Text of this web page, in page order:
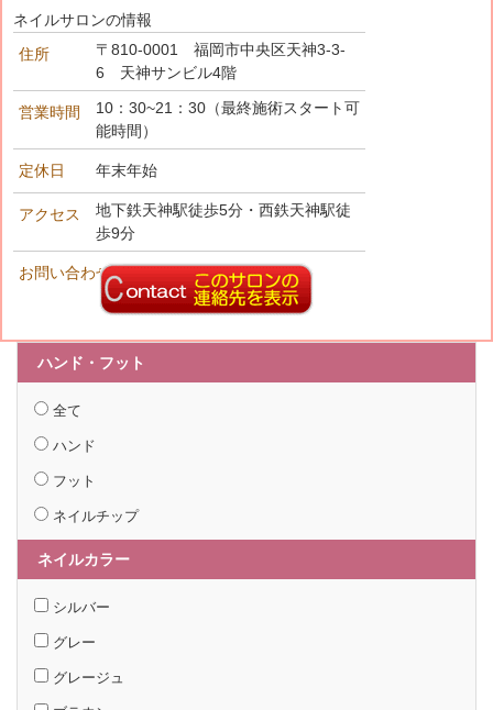
ネイルサロンの情報
住所
〒810-0001 福岡市中央区天神3-3-
6 天神サンビル4階
営業時間
10：30~21：30（最終施術スタート可
能時間）
定休日 年末年始
アクセス
地下鉄天神駅徒歩5分・西鉄天神駅徒
歩9分
お問い合わせ先
ハンド・フット
全て
ハンド
フット
ネイルチップ
ネイルカラー
シルバー
グレー
グレージュ